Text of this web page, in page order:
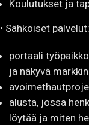
Koulutukset ja
• Sähköiset palvelut:
portaali
ja näkyvä
alusta, jossa
löytää ja miten